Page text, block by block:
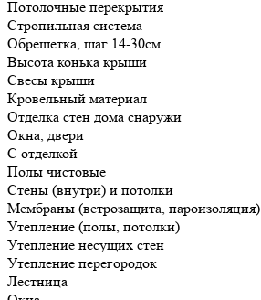
Потолочные перекрытия
Стропильная система
Обрешетка, шаг 14-30см
Высота конька крыши
Свесы крыши
Кровельный материал
Отделка стен дома снаружи
Окна, двери
С отделкой
Полы чистовые
Стены (внутри) и потолки
Мембраны (ветрозащита, пароизоляция)
Утепление (полы, потолки)
Утепление несущих стен
Утепление перегородок
Лестница